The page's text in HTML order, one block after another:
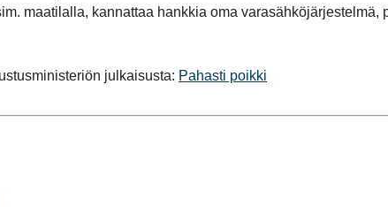
maatilalla, kannattaa hankkia oma varasähköjärjestelmä,
julkaisusta: Pahasti poikki